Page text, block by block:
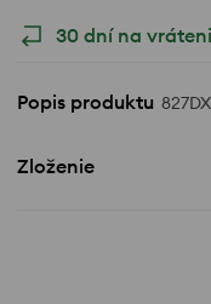
30 dní na
Popis produktu
Zloženie